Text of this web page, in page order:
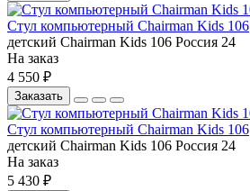
Стул компьютерный Chairman Kids 106
детский Chairman Kids 106 Россия 24
На заказ
4 550 ₽
Заказать
Стул компьютерный Chairman Kids 106
детский Chairman Kids 106 Россия 24
На заказ
5 430 ₽